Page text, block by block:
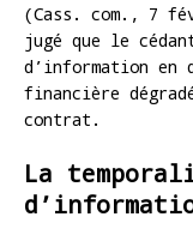
(Cass. com., 7
jugé que le
d’information
financière
contrat.
La